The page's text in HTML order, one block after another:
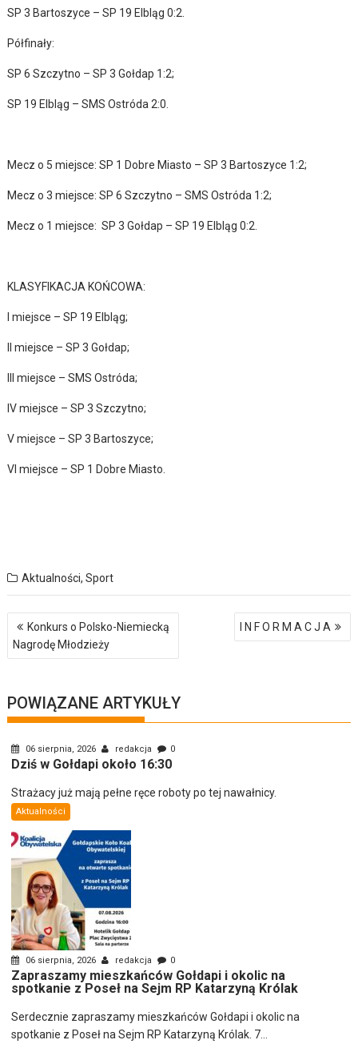
SP 3 Bartoszyce – SP 19 Elbląg 0:2.
Półfinały:
SP 6 Szczytno – SP 3 Gołdap 1:2;
SP 19 Elbląg – SMS Ostróda 2:0.
Mecz o 5 miejsce: SP 1 Dobre Miasto – SP 3 Bartoszyce 1:2;
Mecz o 3 miejsce: SP 6 Szczytno – SMS Ostróda 1:2;
Mecz o 1 miejsce: SP 3 Gołdap – SP 19 Elbląg 0:2.
KLASYFIKACJA KOŃCOWA:
I miejsce – SP 19 Elbląg;
II miejsce – SP 3 Gołdap;
III miejsce – SMS Ostróda;
IV miejsce – SP 3 Szczytno;
V miejsce – SP 3 Bartoszyce;
VI miejsce – SP 1 Dobre Miasto.
Aktualności,Sport
Nawigacja
wpisu
Konkurs o Polsko-Niemiecką
Nagrodę Młodzieży
I N F O R M A C J A
POWIĄZANE ARTYKUŁY
06 sierpnia, 2026 redakcja 0
Dziś w Gołdapi około 16:30
Strażacy już mają pełne ręce roboty po tej nawałnicy.
Aktualności
06 sierpnia, 2026 redakcja 0
Zapraszamy mieszkańców Gołdapi i okolic na
spotkanie z Poseł na Sejm RP Katarzyną Królak
Serdecznie zapraszamy mieszkańców Gołdapi i okolic na
spotkanie z Poseł na Sejm RP Katarzyną Królak. 7...